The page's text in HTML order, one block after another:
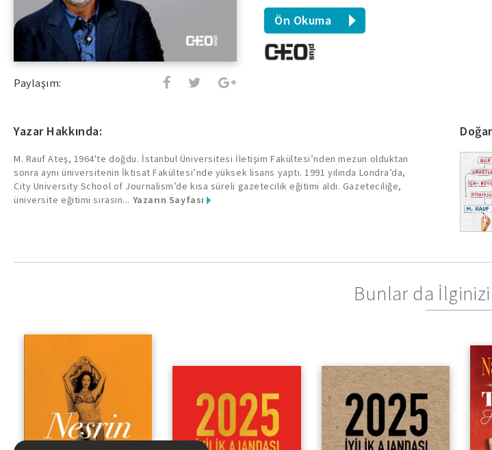
Paylaşım:
Ön Okuma
Yazar Hakkında:
M. Rauf Ateş, 1964'te doğdu. İstanbul Üniversitesi İletişim Fakültesi’nden mezun olduktan
sonra aynı üniversitenin İktisat Fakültesi’nde yüksek lisans yaptı. 1991 yılında Londra’da,
City University School of Journalism’de kısa süreli gazetecilik eğitimi aldı. Gazeteciliğe,
üniversite eğitimi sırasın... Yazarın Sayfası
Bunlar da